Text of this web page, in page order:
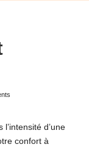
d’une
confort à